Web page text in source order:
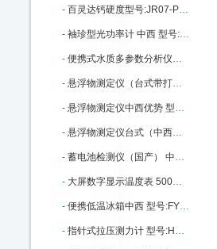
- 百灵达钙硬度型号:JR07-PM252库号：M403623
- 袖珍型光功率计 中西 型号:BE15-JDSU-OLP-35库号：M387656
- 便携式水质多参数分析仪中西 型号:NO07-AP-2000库号：M405183
- 悬浮物测定仪（台式带打印、可联接电脑）中西器材 型号:CH10/T-200库号：M405650
- 悬浮物测定仪中西优势 型号:CH10/P-200库号：M405651
- 悬浮物测定仪台式（中西） 型号:CH10/L-200库号：M405652
- 蓄电池检测仪（国产） 中西型号:WD31-100库号：M4631
- 大屏数字显示温度表 500度 中西型号:MZ52-XMZ-101库号：M16612
- 便携低温冰箱中西 型号:FY12-FYL-YS-18A库号：M20304
- 指针式拉压测力计 型号:HS39-NK-500库号：M36385